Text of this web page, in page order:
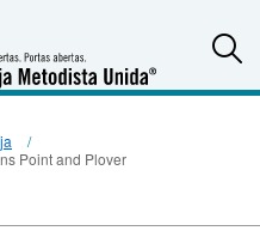
Point and Plover